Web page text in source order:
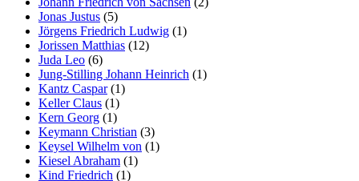
Jonas Justus (5)
Jörgens Friedrich Ludwig (1)
Jorissen Matthias (12)
Juda Leo (6)
Jung-Stilling Johann Heinrich (1)
Kantz Caspar(1)
Keller Claus (1)
Kern Georg (1)
Keymann Christian (3)
Keysel Wilhelm von (1)
Kiesel Abraham (1)
Kind Friedrich (1)